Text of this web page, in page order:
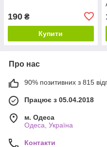
190 ₴
Купити
Про нас
90% позитивних з 815
Працює з 05.04.2018
м. Одеса
Одеса, Україна
Контакти